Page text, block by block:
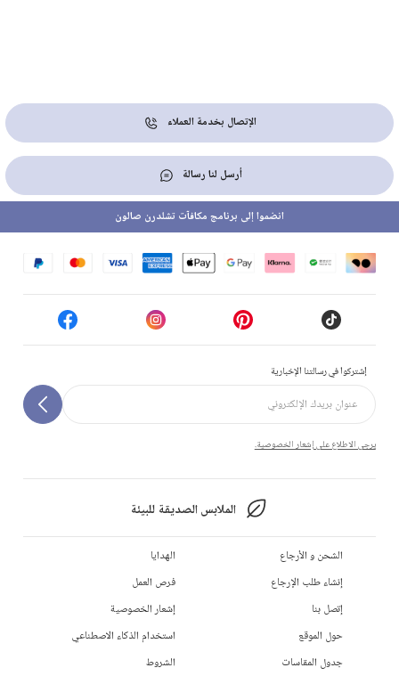
الإتصال بخدمة العملاء
أرسل لنا رسالة
إشتركوا في رسالتنا الإخبارية
يرجى الاطلاع على إشعار الخصوصية.
الملابس الصديقة للبيئة
انضموا إلى برنامج مكافآت تشلدرن صالون
الشحن و الأرجاع
إنشاء طلب الإرجاع
إتصل بنا
حول الموقع
جدول المقاسات
الهدايا
فرص العمل
إشعار الخصوصية
استخدام الذكاء الاصطناعي
الشروط